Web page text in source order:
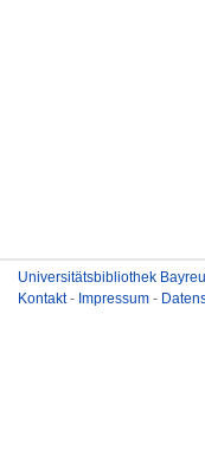
Universitätsbibliothek
Kontakt- Impressum -